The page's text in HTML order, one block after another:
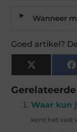
Wanneer
Goed artikel?
X
(Twitter)
Waar kun
kent het vast